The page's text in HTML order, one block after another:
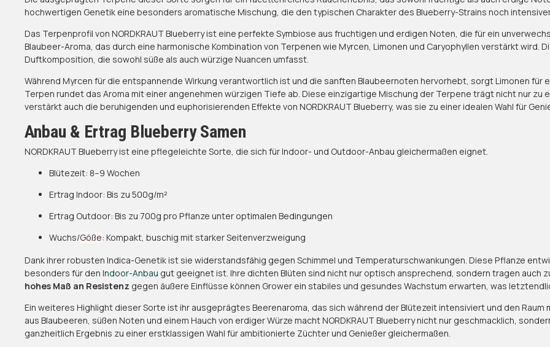
hochwertigen Genetik eine besonders aromatische Mischung, die den typischen Charakter des Blueberry-Strains noch
Das Terpenprofil von NORDKRAUT Blueberry ist eine perfekte Symbiose aus fruchtigen und erdigen Noten, die für ein
Blaubeer-Aroma, das durch eine harmonische Kombination von Terpenen wie Myrcen, Limonen und Caryophyllen verstärkt wird.
Duftkomposition, die sowohl süße als auch würzige Nuancen umfasst.
Während Myrcen für die entspannende Wirkung verantwortlich ist und die sanften Blaubeernoten hervorhebt, sorgt Limonen
Terpen rundet das Aroma mit einer angenehmen würzigen Tiefe ab. Diese einzigartige Mischung der Terpene trägt nicht nur zu
verstärkt auch die beruhigenden und euphorisierenden Effekte von NORDKRAUT Blueberry, was sie zu einer idealen Wahl für
Anbau & Ertrag Blueberry Samen
NORDKRAUT Blueberry ist eine pflegeleichte Sorte, die sich für Indoor- und Outdoor-Anbau gleichermaßen eignet.
Blütezeit: 8–9 Wochen
Ertrag Indoor: Bis zu 500g/m²
Ertrag Outdoor: Bis zu 700g pro Pflanze unter optimalen Bedingungen
Wuchs/Göße: Kompakt, buschig mit starker Seitenverzweigung
Dank ihrer robusten Indica-Genetik ist sie widerstandsfähig gegen Schimmel und Temperaturschwankungen. Diese Pflanze
besonders für den Indoor-Anbau gut geeignet ist. Ihre dichten Blüten sind nicht nur optisch ansprechend, sondern tragen auch
hohes Maß an Resistenz gegen äußere Einflüsse können Grower ein stabiles und gesundes Wachstum erwarten, was
Ein weiteres Highlight dieser Sorte ist ihr ausgeprägtes Beerenaroma, das sich während der Blütezeit intensiviert und den
aus Blaubeeren, süßen Noten und einem Hauch von erdiger Würze macht NORDKRAUT Blueberry nicht nur geschmacklich,
ganzheitlich Ergebnis zu einer erstklassigen Wahl für ambitionierte Züchter und Genießer gleichermaßen.